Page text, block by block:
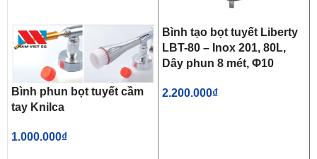
Bình phun bọt tuyết cầm
tay Knilca
1.000.000₫
Bình tạo bọt tuyết Liberty
LBT-80 – Inox 201, 80L,
Dây phun 8 mét, Φ10
2.200.000₫